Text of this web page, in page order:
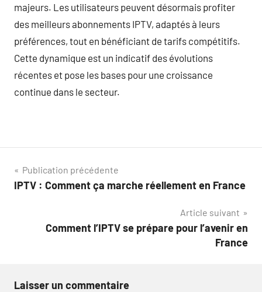
majeurs. Les utilisateurs peuvent désormais profiter
des meilleurs abonnements IPTV, adaptés à leurs
préférences, tout en bénéficiant de tarifs compétitifs.
Cette dynamique est un indicatif des évolutions
récentes et pose les bases pour une croissance
continue dans le secteur.
Navigation
de
Publication précédente
IPTV : Comment ça marche réellement en France
Article suivant
Comment l’IPTV se prépare pour l’avenir en
France
Laisser un commentaire